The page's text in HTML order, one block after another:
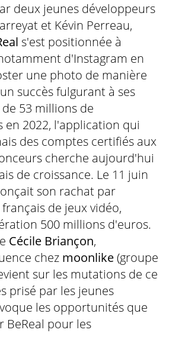
deux jeunes développeurs
et Kévin Perreau,
s'est positionnée à
d'Instagram en
une photo de manière
succès fulgurant à ses
53 millions de
en 2022, l'application qui
des comptes certifiés aux
cherche aujourd'hui
de croissance. Le 11 juin
son rachat par
de jeux vidéo,
500 millions d'euros.
Cécile Briançon,
chez moonlike(groupe
sur les mutations de ce
prisé par les jeunes
les opportunités que
BeReal pour les